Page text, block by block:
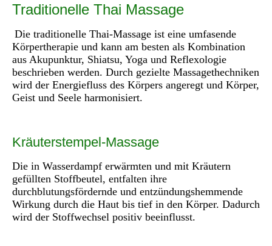
Traditionelle Thai Massage
Die traditionelle Thai-Massage ist eine umfasende
Körpertherapie und kann am besten als Kombination
aus Akupunktur, Shiatsu, Yoga und Reflexologie
beschrieben werden. Durch gezielte Massagethechniken
wird der Energiefluss des Körpers angeregt und Körper,
Geist und Seele harmonisiert.
Kräuterstempel-Massage
Die in Wasserdampf erwärmten und mit Kräutern
gefüllten Stoffbeutel, entfalten ihre
durchblutungsfördernde und entzündungshemmende
Wirkung durch die Haut bis tief in den Körper. Dadurch
wird der Stoffwechsel positiv beeinflusst.